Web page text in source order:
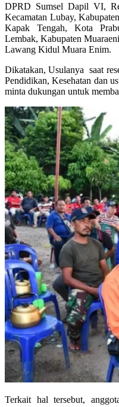
DPRD Sumsel Dapil VI,
Kecamatan Lubay,
Kapak Tengah, Kota
Lembak, Kabupaten
Lawang Kidul Muara Enim.
Dikatakan, Usulanya saat
Pendidikan, Kesehatan dan
minta dukungan untuk
Terkait hal tersebut,